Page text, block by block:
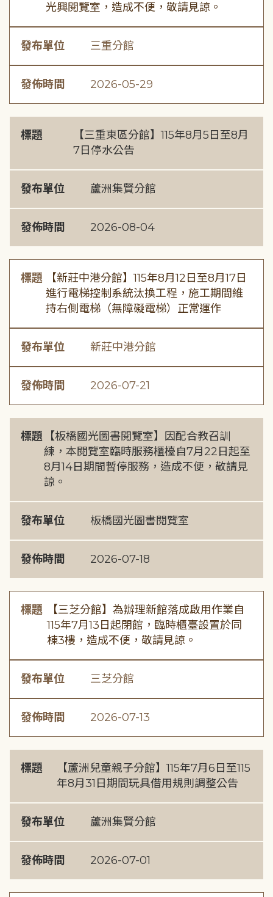
光興閱覽室，造成不便，敬請見諒。
發布單位 三重分館
發佈時間 2026-05-29
標題
【三重東區分館】115年8月5日至8月
7日停水公告
發布單位 蘆洲集賢分館
發佈時間 2026-08-04
標題
【新莊中港分館】115年8月12日至8月17日
進行電梯控制系統汰換工程，施工期間維
持右側電梯（無障礙電梯）正常運作
發布單位 新莊中港分館
發佈時間 2026-07-21
標題
【板橋國光圖書閱覽室】因配合教召訓
練，本閱覽室臨時服務櫃檯自7月22日起至
8月14日期間暫停服務，造成不便，敬請見
諒。
發布單位 板橋國光圖書閱覽室
發佈時間 2026-07-18
標題
【三芝分館】為辦理新館落成啟用作業自
115年7月13日起閉館，臨時櫃臺設置於同
棟3樓，造成不便，敬請見諒。
發布單位 三芝分館
發佈時間 2026-07-13
標題
【蘆洲兒童親子分館】115年7月6日至115
年8月31日期間玩具借用規則調整公告
發布單位 蘆洲集賢分館
發佈時間 2026-07-01